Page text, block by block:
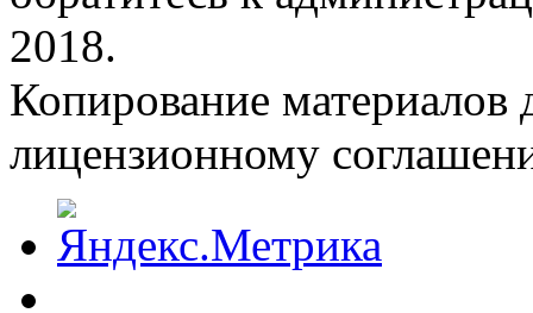
2018.
Копирование материалов
лицензионному